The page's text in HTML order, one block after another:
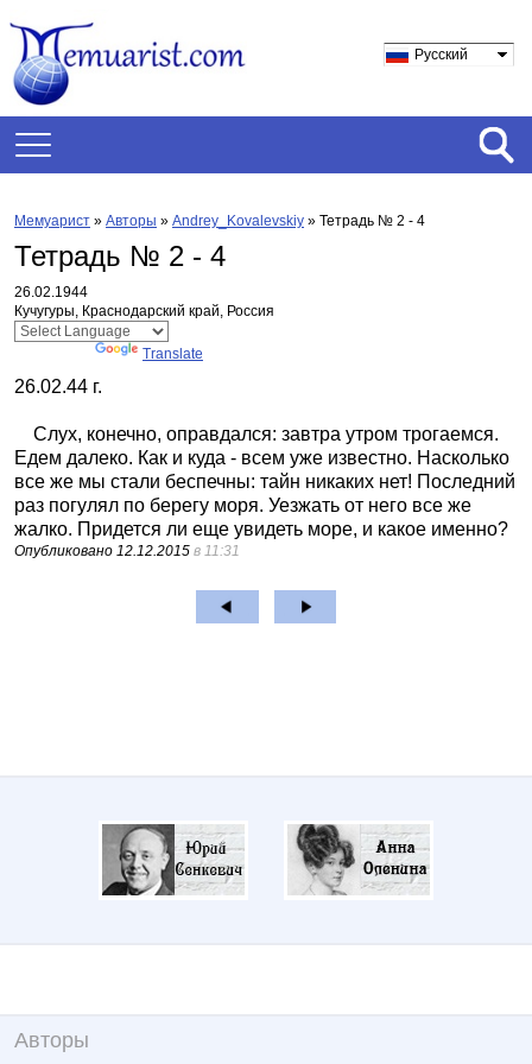
Русский
Мемуарист » Авторы » Andrey_Kovalevskiy » Тетрадь № 2 - 4
Тетрадь № 2 - 4
26.02.1944
Кучугуры, Краснодарский край, Россия
Translate
26.02.44 г.
Слух, конечно, оправдался: завтра утром трогаемся.
Едем далеко. Как и куда - всем уже известно. Насколько
все же мы стали беспечны: тайн никаких нет! Последний
раз погулял по берегу моря. Уезжать от него все же
жалко. Придется ли еще увидеть море, и какое именно?
Опубликовано 12.12.2015 в 11:31
Авторы